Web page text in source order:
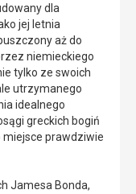
dla
jej letnia
aż do
niemieckiego
tylko ze swoich
utrzymanego
idealnego
greckich bogiń
miejsce prawdziwie
Jamesa Bonda,